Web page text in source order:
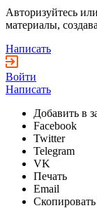
Авторизуйтесь
материалы,
Написать
Войти
Написать
Добавить в
Facebook
Twitter
Telegram
VK
Печать
Email